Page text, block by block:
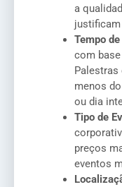
a
Tempo
com
Palestras
menos
ou dia
Tipo de
preços
eventos